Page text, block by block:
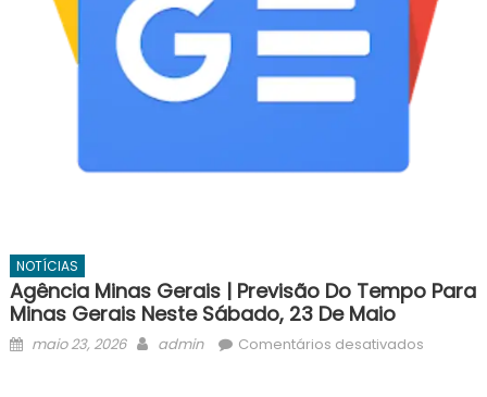
NOTÍCIAS
Agência Minas Gerais | Previsão Do Tempo Para
Minas Gerais Neste Sábado, 23 De Maio
Posted
maio 23, 2026 Author
admin Comentários desativadosem